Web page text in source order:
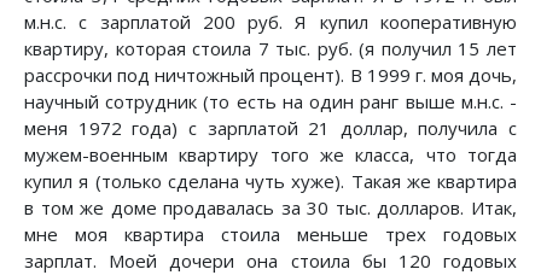
м.н.с. с зарплатой 200 руб. Я купил кооперативную
квартиру, которая стоила 7 тыс. руб. (я получил 15 лет
рассрочки под ничтожный процент). В 1999 г. моя дочь,
научный сотрудник (то есть на один ранг выше м.н.с. -
меня 1972 года) с зарплатой 21 доллар, получила с
мужем-военным квартиру того же класса, что тогда
купил я (только сделана чуть хуже). Такая же квартира
в том же доме продавалась за 30 тыс. долларов. Итак,
мне моя квартира стоила меньше трех годовых
зарплат. Моей дочери она стоила бы 120 годовых